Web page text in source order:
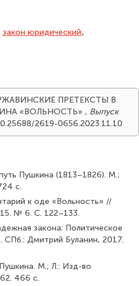
закон юридический,
ПРЕТЕКСТЫ В
«ВОЛЬНОСТЬ» , Выпуск
2619-0656.2023.11.10
Пушкина (1813–1826). М.;
с.
к оде «Вольность» //
№ 6. С. 122–133.
закона: Политическое
СПб.: Дмитрий Буланин, 2017.
М.; Л.: Изд-во
466 с.